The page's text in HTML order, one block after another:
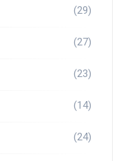
(29)
(27)
(23)
(14)
(24)